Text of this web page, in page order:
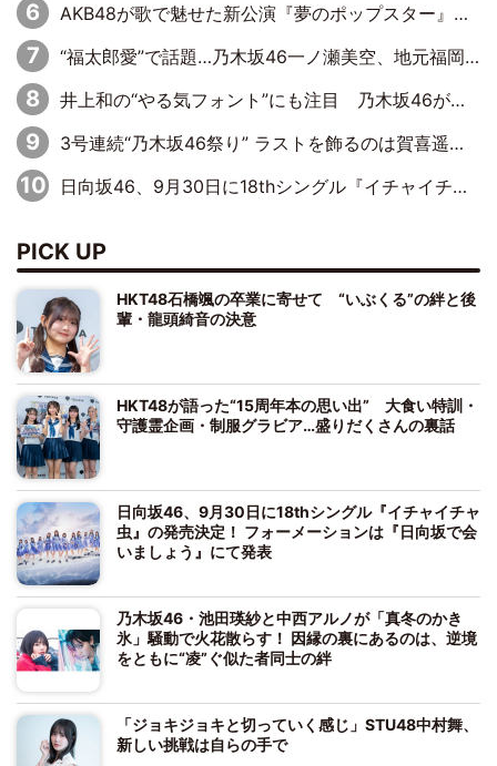
AKB48が歌で魅せた新公演『夢のポップスター』 初日から全身全霊のステージ
“福太郎愛”で話題…乃木坂46一ノ瀬美空、地元福岡『めんべい25周年トップサポーター』に就任
井上和の“やる気フォント”にも注目 乃木坂46が挑んだ書道パフォーマンスの舞台裏
3号連続“乃木坂46祭り” ラストを飾るのは賀喜遥香…5年ぶりの登場に「5年分大人になった私を見ていただけたら」
日向坂46、9月30日に18thシングル『イチャイチャ虫』の発売決定！ フォーメーションは『日向坂で会いましょう』にて発表
PICK UP
HKT48石橋颯の卒業に寄せて “いぶくる”の絆と後
輩・龍頭綺音の決意
HKT48が語った“15周年本の思い出” 大食い特訓・
守護霊企画・制服グラビア…盛りだくさんの裏話
日向坂46、9月30日に18thシングル『イチャイチャ
虫』の発売決定！ フォーメーションは『日向坂で会
いましょう』にて発表
乃木坂46・池田瑛紗と中西アルノが「真冬のかき
氷」騒動で火花散らす！ 因縁の裏にあるのは、逆境
をともに“凌”ぐ似た者同士の絆
「ジョキジョキと切っていく感じ」STU48中村舞、
新しい挑戦は自らの手で